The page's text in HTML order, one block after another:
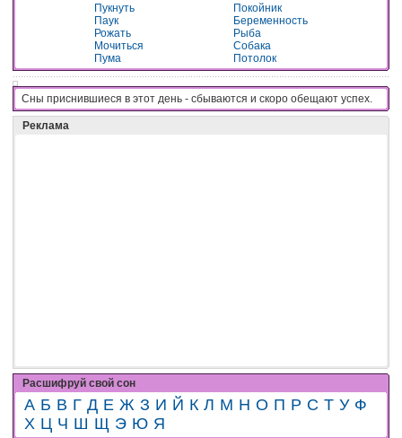
Пукнуть
Покойник
Паук
Беременность
Рожать
Рыба
Мочиться
Собака
Пума
Потолок
Сны приснившиеся в этот день - cбывaютcя и cкopo oбeщaют ycпex.
Реклама
Расшифруй свой сон
А Б В Г Д Е Ж З И Й К Л М Н О П Р С Т У Ф
Х Ц Ч Ш Щ Э Ю Я